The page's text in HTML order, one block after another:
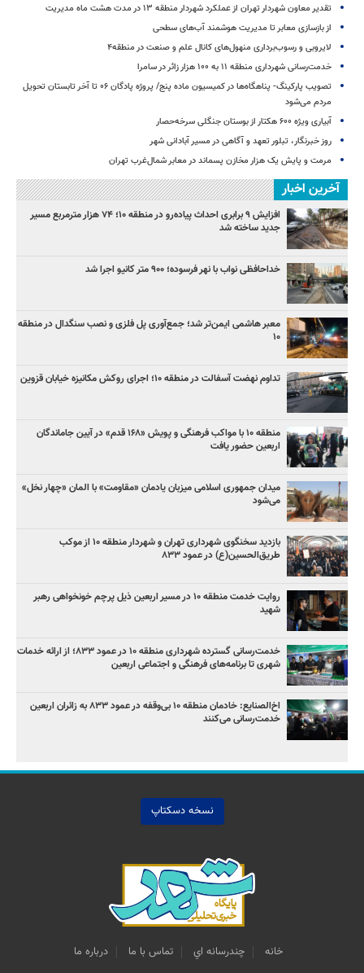
تقدیر معاون شهردار تهران از عملکرد شهردار منطقه ۱۳ در مدت هشت ماه مدیریت
از بازسازی معابر تا مدیریت هوشمند آب‌های سطحی
لایروبی و رسوب‌برداری منهول‌های کانال علم و صنعت در منطقه۴
خدمت‌رسانی شهرداری منطقه ۱۱ به ۱۰۰ هزار زائر در سامرا
تصویب پارکینگ- پناهگاه‌ها در کمیسیون ماده پنج/ پروژه پادگان ۰۶ تا آخر تابستان تحویل
مردم می‌شود
آبیاری ویژه ۶۰۰ هکتار از بوستان جنگلی سرخه‌حصار
روز خبرنگار، تبلور تعهد و آگاهی در مسیر آبادانی شهر
مرمت و پایش یک هزار مخازن پسماند در معابر شمال‌غرب تهران
آخرین اخبار
افزایش ۹ برابری احداث پیاده‌رو در منطقه ۱۰؛ ۷۴ هزار مترمربع مسیر
جدید ساخته شد
خداحافظی نواب با نهر فرسوده؛ ۹۰۰ متر کانیو اجرا شد
معبر هاشمی ایمن‌تر شد؛ جمع‌آوری پل فلزی و نصب سنگدال در منطقه
۱۰
تداوم نهضت آسفالت در منطقه ۱۰؛ اجرای روکش مکانیزه خیابان قزوین
منطقه ۱۰ با مواکب فرهنگی و پویش «۱۶۸ قدم» در آیین جاماندگان
اربعین حضور یافت
میدان جمهوری اسلامی میزبان یادمان «مقاومت» با المان «چهار نخل»
می‌شود
بازدید سخنگوی شهرداری تهران و شهردار منطقه ۱۰ از موکب
طریق‌الحسین(ع) در عمود ۸۳۳
روایت خدمت منطقه ۱۰ در مسیر اربعین ذیل پرچم خونخواهی رهبر
شهید
خدمت‌رسانی گسترده شهرداری منطقه ۱۰ در عمود ۸۳۳؛ از ارائه خدمات
شهری تا برنامه‌های فرهنگی و اجتماعی اربعین
اخ‌الصنایع: خادمان منطقه ۱۰ بی‌وقفه در عمود ۸۳۳ به زائران اربعین
خدمت‌رسانی می‌کنند
نسخه دسکتاپ
خانه چندرسانه اي تماس با ما درباره ما